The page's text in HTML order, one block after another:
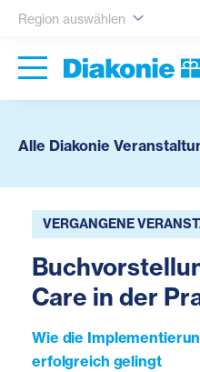
Region auswählen
Alle Diakonie
VERGANGENE
Care in der
Wie die
erfolgreich gelingt